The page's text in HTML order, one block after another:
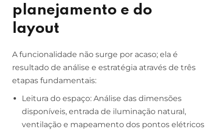
planejamento e do
layout
A funcionalidade não surge por acaso; ela é
resultado de análise e estratégia através de três
etapas fundamentais:
Leitura do espaço: Análise das dimensões
disponíveis, entrada de iluminação natural,
ventilação e mapeamento dos pontos elétricos